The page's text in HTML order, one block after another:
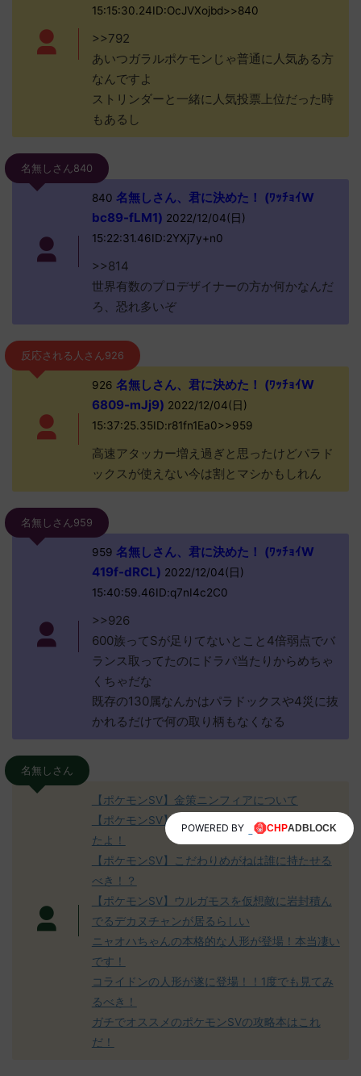
15:15:30.24ID:OcJVXojbd>>840
>>792
あいつガラルポケモンじゃ普通に人気ある方
なんですよ
ストリンダーと一緒に人気投票上位だった時
もあるし
名無しさん840
840 名無しさん、君に決めた！ (ﾜｯﾁｮｲW
bc89-fLM1) 2022/12/04(日)
15:22:31.46ID:2YXj7y+n0
>>814
世界有数のプロデザイナーの方か何かなんだ
ろ、恐れ多いぞ
反応される人さん926
926 名無しさん、君に決めた！ (ﾜｯﾁｮｲW
6809-mJj9) 2022/12/04(日)
15:37:25.35ID:r81fn1Ea0>>959
高速アタッカー増え過ぎと思ったけどパラド
ックスが使えない今は割とマシかもしれん
名無しさん959
959 名無しさん、君に決めた！ (ﾜｯﾁｮｲW
419f-dRCL) 2022/12/04(日)
15:40:59.46ID:q7nI4c2C0
>>926
600族ってSが足りてないとこと4倍弱点でバ
ランス取ってたのにドラパ当たりからめちゃ
くちゃだな
既存の130属なんかはパラドックスや4災に抜
かれるだけで何の取り柄もなくなる
名無しさん
【ポケモンSV】金策ニンフィアについて
【ポケモンSV】サザンドラについて再度まとめ
たよ！
【ポケモンSV】こだわりめがねは誰に持たせる
べき！？
【ポケモンSV】ウルガモスを仮想敵に岩封積ん
でるデカヌチャンが居るらしい
ニャオハちゃんの本格的な人形が登場！本当凄い
です！
コライドンの人形が遂に登場！！1度でも見てみ
るべき！
ガチでオススメのポケモンSVの攻略本はこれ
だ！
POWERED BY